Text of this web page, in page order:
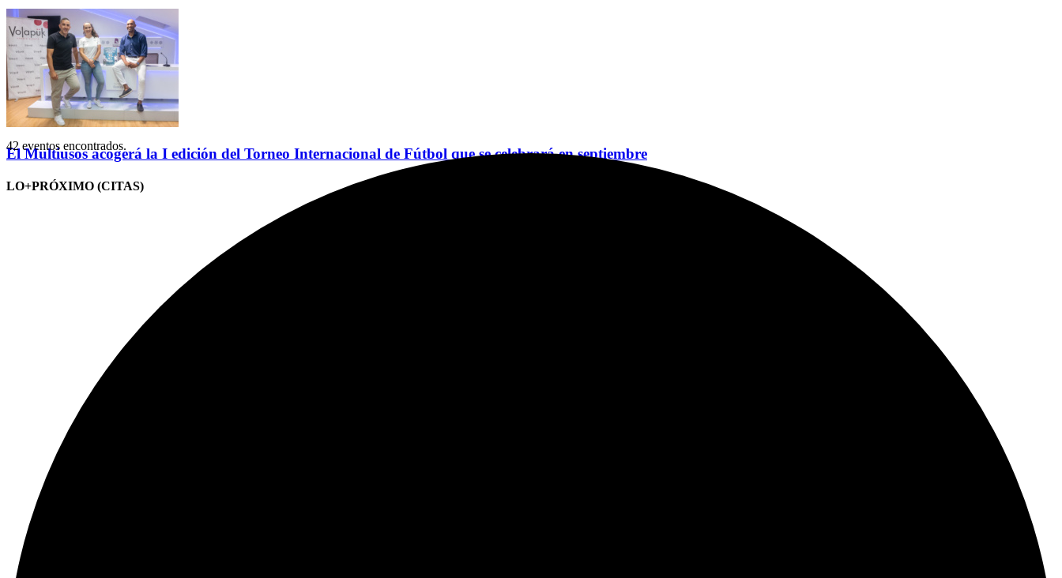
El Multiusos acogerá la I edición del Torneo Internacional de Fútbol que se celebrará en septiembre
LO+PRÓXIMO (CITAS)
42 eventos encontrados.